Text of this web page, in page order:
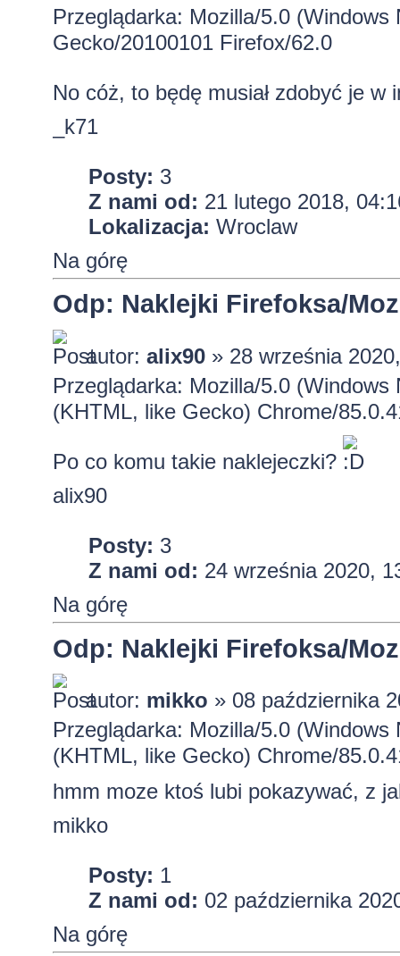
Przeglądarka: Mozilla/5.0
Gecko/20100101 Firefox/62.0
No cóż, to będę musiał zdobyć je
_k71
Posty: 3
Z nami od: 21 lutego 2018,
Lokalizacja: Wroclaw
Na górę
Odp: Naklejki Firefoksa/
autor: alix90» 28 września
Przeglądarka: Mozilla/5.0
(KHTML, like Gecko) Chrome/
Po co komu takie naklejeczki?
alix90
Posty: 3
Z nami od: 24 września 2020,
Na górę
Odp: Naklejki Firefoksa/
autor: mikko » 08 października
Przeglądarka: Mozilla/5.0
(KHTML, like Gecko) Chrome/
hmm moze ktoś lubi pokazywać, z
mikko
Posty: 1
Z nami od: 02 października
Na górę